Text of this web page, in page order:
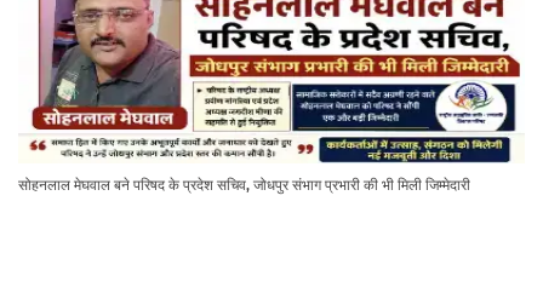
सोहनलाल मेघवाल बने परिषद के प्रदेश सचिव, जोधपुर संभाग प्रभारी की भी मिली जिम्मेदारी